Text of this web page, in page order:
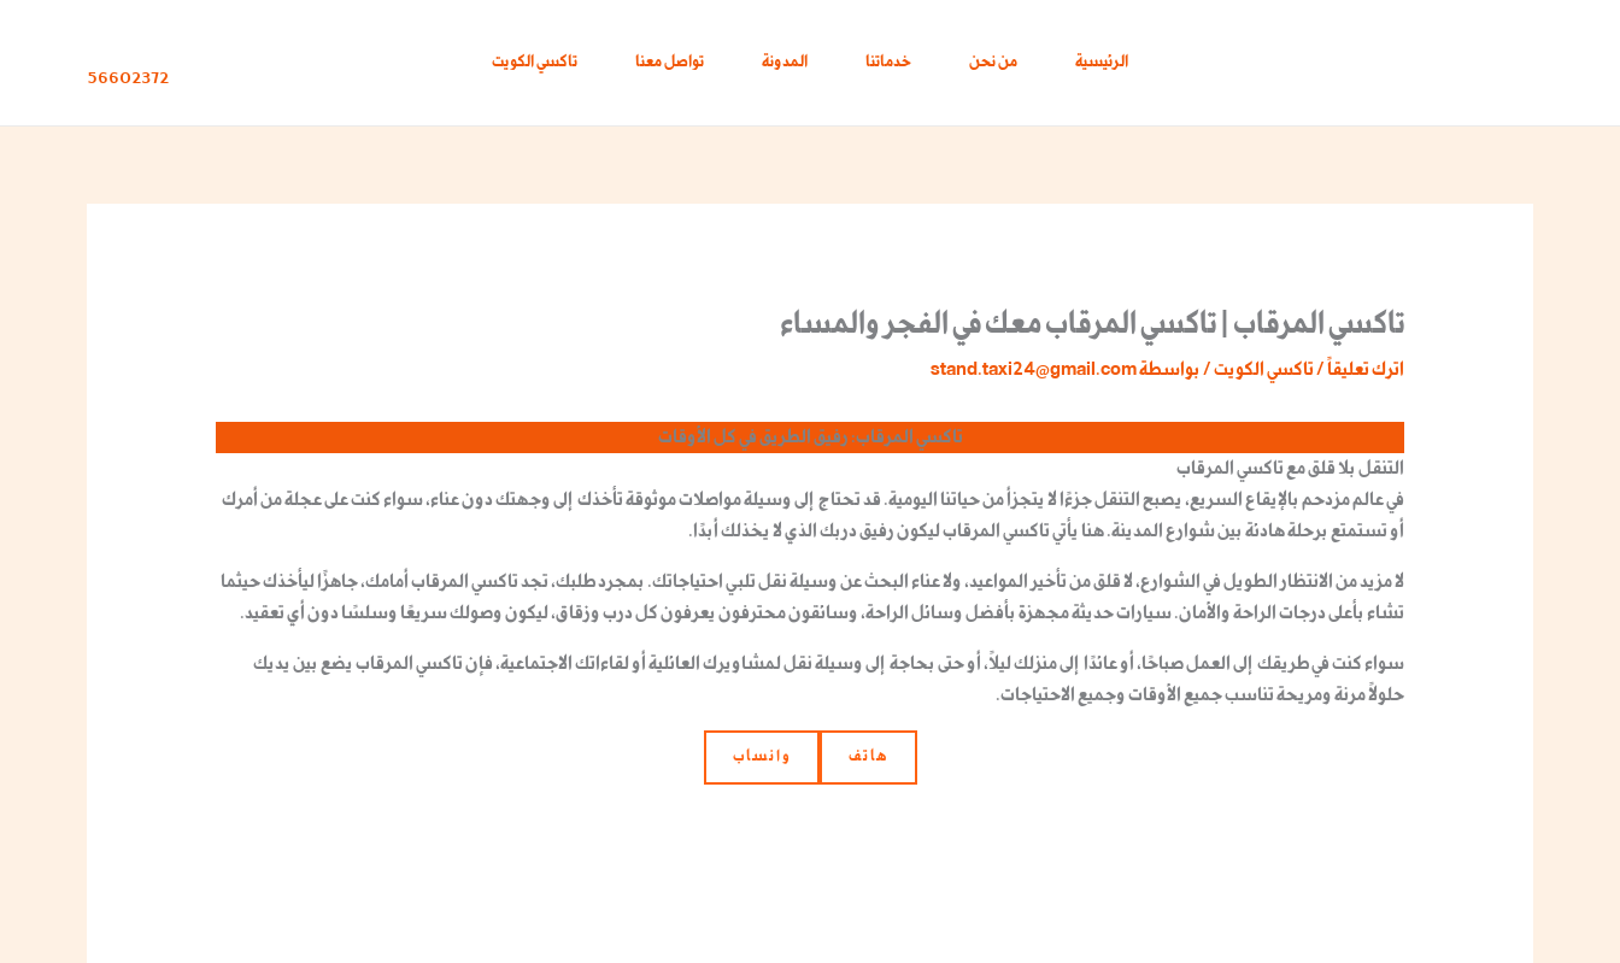
الرئيسية من نحن خدماتنا المدونة تواصل معنا تاكسي الكويت
56602372
تاكسي المرقاب | تاكسي المرقاب معك في الفجر والمساء
اترك تعليقاً / تاكسي الكويت/ بواسطةstand.taxi24@gmail.com
تاكسي المرقاب: رفيق الطريق في كل الأوقات
التنقل بلا قلق مع تاكسي المرقاب
في عالم مزدحم بالإيقاع السريع، يصبح التنقل جزءًا لا يتجزأ من حياتنا اليومية. قد تحتاج إلى وسيلة مواصلات موثوقة تأخذك إلى وجهتك دون عناء، سواء كنت على عجلة من أمرك
أو تستمتع برحلة هادئة بين شوارع المدينة. هنا يأتي تاكسي المرقابليكون رفيق دربك الذي لا يخذلك أبدًا.
لا مزيد من الانتظار الطويل في الشوارع، لا قلق من تأخير المواعيد، ولا عناء البحث عن وسيلة نقل تلبي احتياجاتك. بمجرد طلبك، تجد تاكسي المرقاب أمامك، جاهزًا ليأخذك حيثما
تشاء بأعلى درجات الراحة والأمان. سيارات حديثة مجهزة بأفضل وسائل الراحة، وسائقون محترفون يعرفون كل درب وزقاق، ليكون وصولك سريعًا وسلسًا دون أي تعقيد.
سواء كنت في طريقك إلى العمل صباحًا، أو عائدًا إلى منزلك ليلًا، أو حتى بحاجة إلى وسيلة نقل لمشاويرك العائلية أو لقاءاتك الاجتماعية، فإن تاكسي المرقابيضع بين يديك
حلولاً مرنة ومريحة تناسب جميع الأوقات وجميع الاحتياجات.
هاتف وانساب